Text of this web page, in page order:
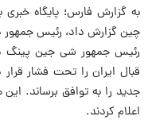
به گزارش فارس؛ پایگاه خبری
چین گزارش داد، رئیس جمهور
رئیس جمهور شی جین پینگ
قبال ایران را تحت فشار
جدید را به توافق برساند.
اعلام کردند.